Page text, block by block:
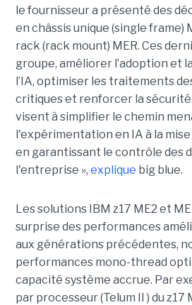
le fournisseur a présenté des
en châssis unique (single frame)
rack (rack mount) MER. Ces
groupe, améliorer l’adoption et
l’IA, optimiser les traitements
critiques et renforcer la
visent à simplifier le chemin
l'expérimentation en IA à la
en garantissant le contrôle des
l'entreprise », explique big blue.
Les solutions IBM z17 ME2 et
surprise des performances
aux générations précédentes,
performances mono-thread
capacité système accrue. Par
par processeur (Telum II ) du